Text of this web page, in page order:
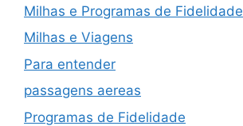
Milhas e Programas de Fidelidade
Milhas e Viagens
Para entender
passagens aereas
Programas de Fidelidade